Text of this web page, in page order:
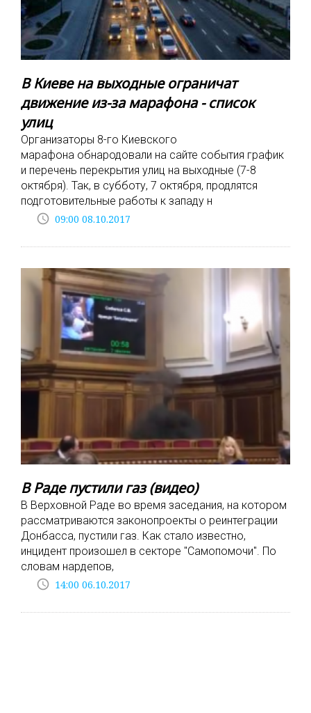
В Киеве на выходные ограничат
движение из-за марафона - список
улиц
Организаторы 8-го Киевского
марафона обнародовали на сайте события график
и перечень перекрытия улиц на выходные (7-8
октября). Так, в субботу, 7 октября, продлятся
подготовительные работы к западу н
access_time 09:00 08.10.2017
В Раде пустили газ (видео)
В Верховной Раде во время заседания, на котором
рассматриваются законопроекты о реинтеграции
Донбасса, пустили газ. Как стало известно,
инцидент произошел в секторе "Самопомочи". По
словам нардепов,
access_time 14:00 06.10.2017